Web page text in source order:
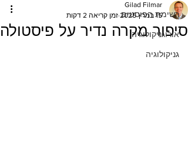
רשימת הפוסטים
אורוגניקולוגיה
גניקולוגיה
סיפור מקרה נדיר על פיסטולה
Gilad Filmar
15 במרץ 2025
זמן קריאה 2 דקות